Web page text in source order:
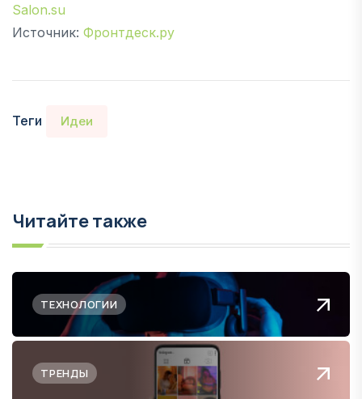
Salon.su
Источник: Фронтдеск.ру
Теги Идеи
Читайте также
ТЕХНОЛОГИИ
ТРЕНДЫ